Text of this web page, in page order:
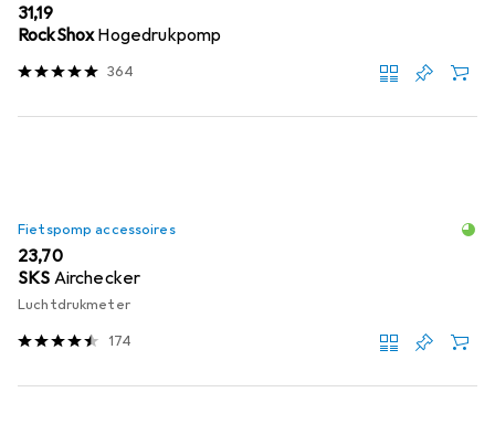
EUR
31,19
RockShoxHogedrukpomp
364
Fietspomp accessoires
EUR
23,70
SKS Airchecker
Luchtdrukmeter
174